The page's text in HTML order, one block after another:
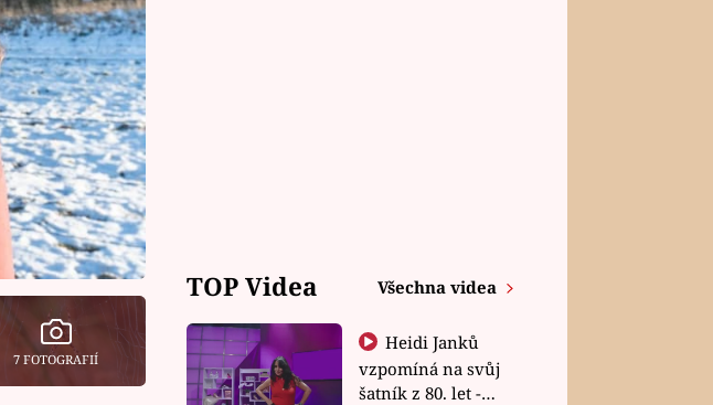
7 FOTOGRAFIÍ
TOP Videa Všechna videa
Heidi Janků
vzpomíná na svůj
šatník z 80. let -